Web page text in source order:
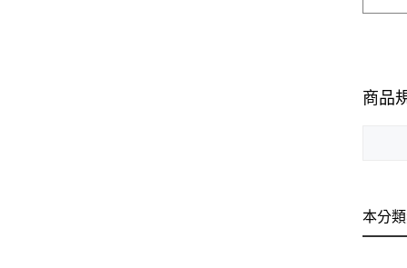
商品
本分